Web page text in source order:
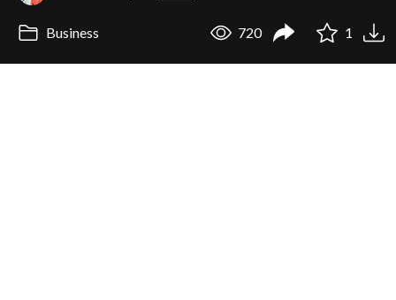
Business 720 1